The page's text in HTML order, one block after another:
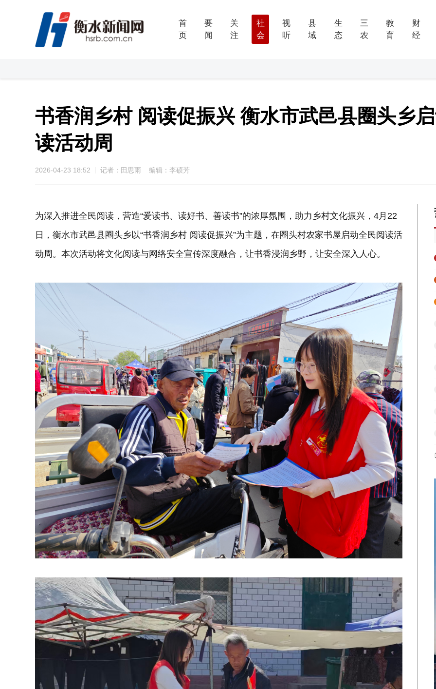
首
页
要
闻
关
注
社
会
视
听
县
域
生
态
三
农
教
育
财
经
书香润乡村 阅读促振兴 衡水市武邑县圈头乡
读活动周
2026-04-23 18:52 记者：田思雨 编辑：李硕芳
为深入推进全民阅读，营造“爱读书、读好书、善读书”的浓厚氛围，助力乡村文化振兴，4月22
日，衡水市武邑县圈头乡以“书香润乡村 阅读促振兴”为主题，在圈头村农家书屋启动全民阅读活
动周。本次活动将文化阅读与网络安全宣传深度融合，让书香浸润乡野，让安全深入人心。